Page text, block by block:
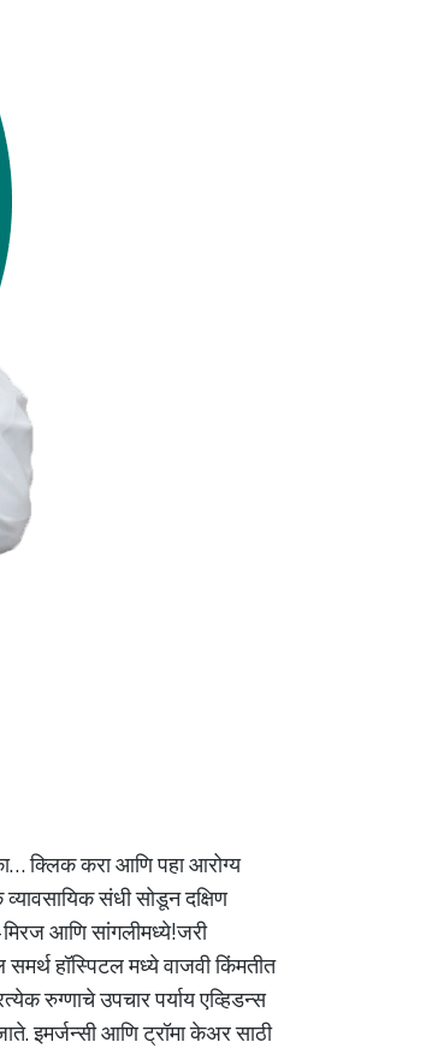
क्लिक करा आणि पहा आरोग्य
संधी सोडून दक्षिण
मिरज आणि सांगलीमध्ये!जरी
हॉस्पिटल मध्ये वाजवी किंमतीत
रुग्णाचे उपचार पर्याय एव्हिडन्स
इमर्जन्सी आणि ट्रॉमा केअर साठी